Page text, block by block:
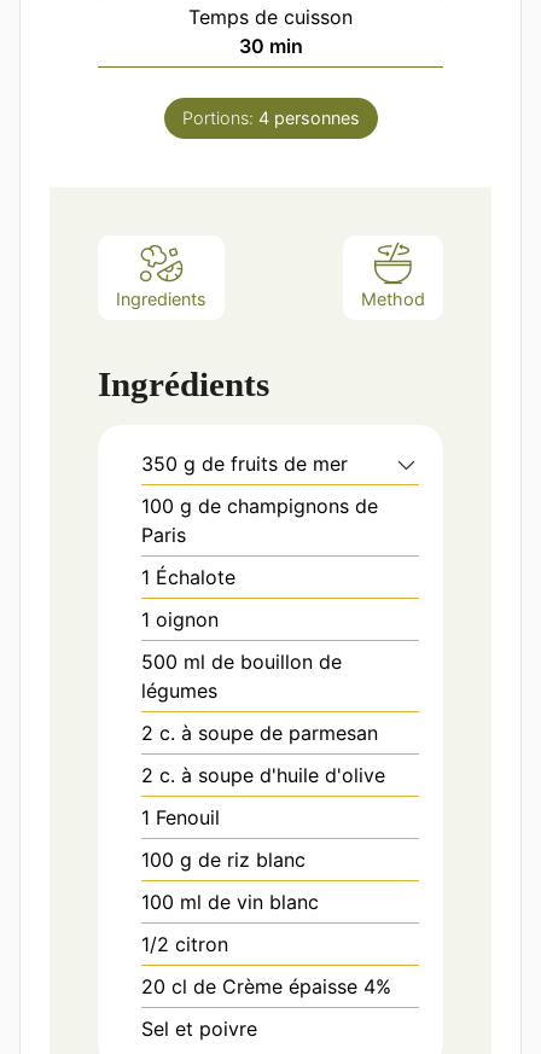
Temps de cuisson
30minutes
min
Portions: 4 personnes
Ingredients Method
Ingrédients
350 g de fruits de mer
100 g de champignons de
Paris
1 Échalote
1 oignon
500 ml de bouillon de
légumes
2 c. à soupe de parmesan
2 c. à soupe d'huile d'olive
1 Fenouil
100 g de riz blanc
100 ml de vin blanc
1/2 citron
20 cl de Crème épaisse 4%
Sel et poivre